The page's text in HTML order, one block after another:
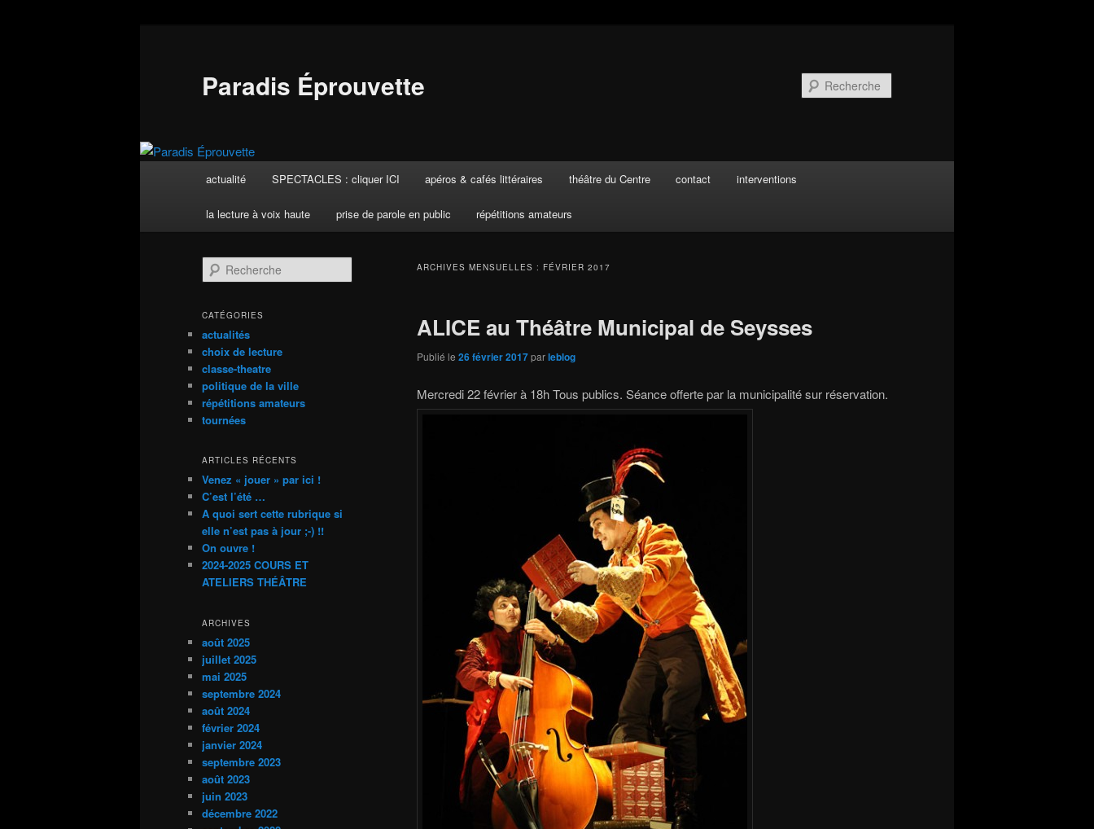
Paradis Éprouvette
actualité SPECTACLES : cliquer ICI apéros & cafés littéraires théâtre du Centre contact interventions
la lecture à voix haute prise de parole en public répétitions amateurs
ARCHIVES MENSUELLES : FÉVRIER 2017
ALICE au Théâtre Municipal de Seysses
Publié le 26 février 2017parleblog
Mercredi 22 février à 18h Tous publics. Séance offerte par la municipalité sur réservation.
e
h
r
c
h
e
CATÉGORIES
actualités
choix de lecture
classe-theatre
politique de la ville
répétitions amateurs
tournées
ARTICLES RÉCENTS
Venez « jouer » par ici !
C’est l’été …
A quoi sert cette rubrique si
elle n’est pas à jour ;-) !!
On ouvre !
2024-2025 COURS ET
ATELIERS THÉÂTRE
ARCHIVES
août 2025
juillet 2025
mai 2025
septembre 2024
août 2024
février 2024
janvier 2024
septembre 2023
août 2023
juin 2023
décembre 2022